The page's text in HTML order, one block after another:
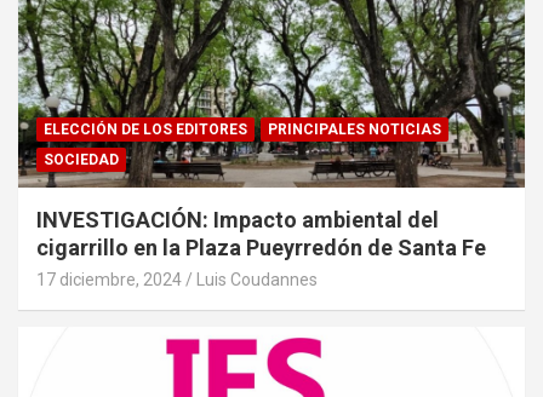
ELECCIÓN DE LOS EDITORES
PRINCIPALES NOTICIAS
SOCIEDAD
INVESTIGACIÓN: Impacto ambiental del
cigarrillo en la Plaza Pueyrredón de Santa Fe
17 diciembre, 2024 Luis Coudannes